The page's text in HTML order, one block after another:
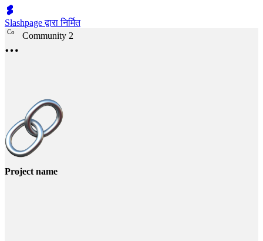
Slashpage द्वारा निर्मित
Co Community 2
Project name